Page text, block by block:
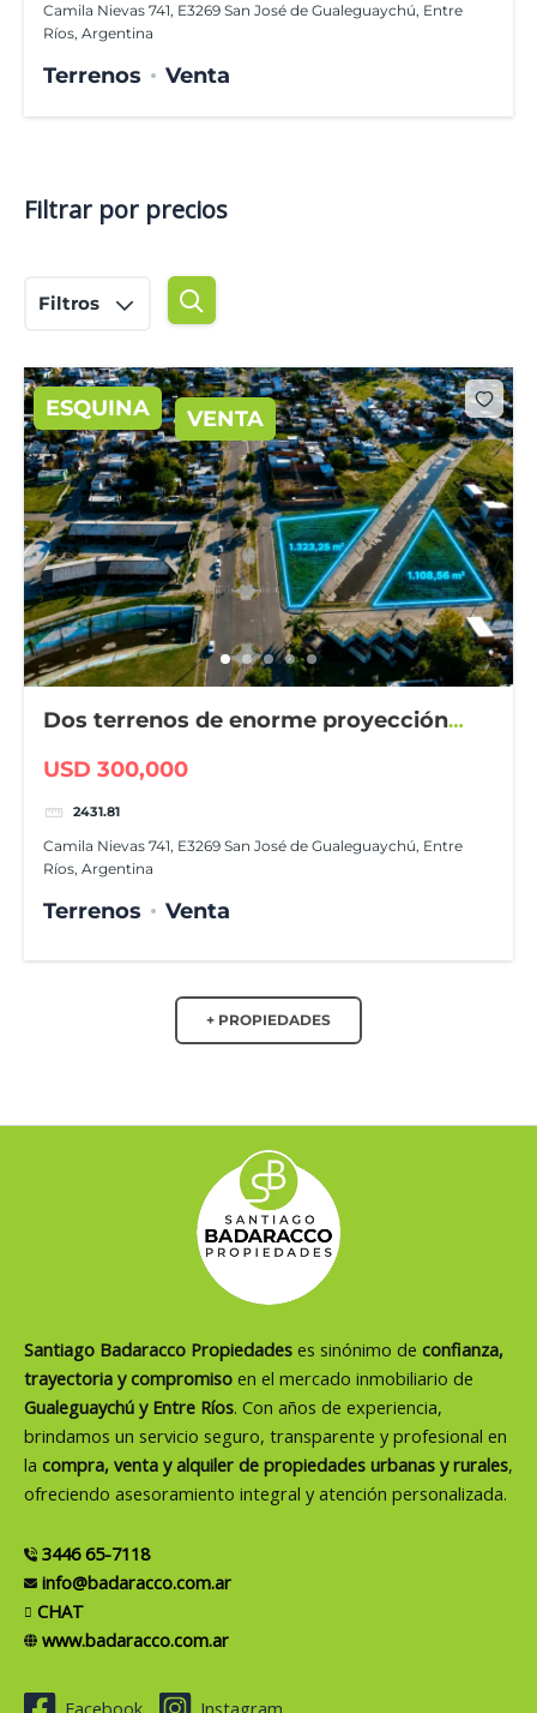
Camila Nievas 741, E3269 San José de Gualeguaychú, Entre
Ríos, Argentina
Terrenos Venta
Filtrar por precios
Filtros
ESQUINA VENTA
Dos terrenos de enorme proyección
USD 300,000
2431.81
Camila Nievas 741, E3269 San José de Gualeguaychú, Entre
Ríos, Argentina
Terrenos Venta
+ PROPIEDADES
Santiago Badaracco Propiedades es sinónimo de confianza,
trayectoria y compromiso en el mercado inmobiliario de
Gualeguaychú y Entre Ríos. Con años de experiencia,
brindamos un servicio seguro, transparente y profesional en
la compra, venta y alquiler de propiedades urbanas y rurales,
ofreciendo asesoramiento integral y atención personalizada.
3446 65-7118
info@badaracco.com.ar
CHAT
www.badaracco.com.ar
Facebook Instagram